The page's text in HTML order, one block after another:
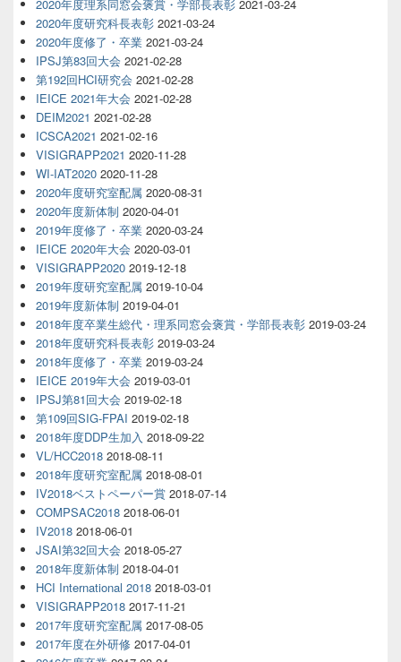
2020年度理系同窓会褒賞・学部長表彰 2021-03-24
2020年度研究科長表彰 2021-03-24
2020年度修了・卒業 2021-03-24
IPSJ第83回大会 2021-02-28
第192回HCI研究会 2021-02-28
IEICE 2021年大会 2021-02-28
DEIM2021 2021-02-28
ICSCA2021 2021-02-16
VISIGRAPP2021 2020-11-28
WI-IAT2020 2020-11-28
2020年度研究室配属 2020-08-31
2020年度新体制 2020-04-01
2019年度修了・卒業 2020-03-24
IEICE 2020年大会 2020-03-01
VISIGRAPP2020 2019-12-18
2019年度研究室配属 2019-10-04
2019年度新体制 2019-04-01
2018年度卒業生総代・理系同窓会褒賞・学部長表彰 2019-03-24
2018年度研究科長表彰 2019-03-24
2018年度修了・卒業 2019-03-24
IEICE 2019年大会 2019-03-01
IPSJ第81回大会 2019-02-18
第109回SIG-FPAI 2019-02-18
2018年度DDP生加入 2018-09-22
VL/HCC2018 2018-08-11
2018年度研究室配属 2018-08-01
IV2018ベストペーパー賞 2018-07-14
COMPSAC2018 2018-06-01
IV2018 2018-06-01
JSAI第32回大会 2018-05-27
2018年度新体制 2018-04-01
HCI International 2018 2018-03-01
VISIGRAPP2018 2017-11-21
2017年度研究室配属 2017-08-05
2017年度在外研修 2017-04-01